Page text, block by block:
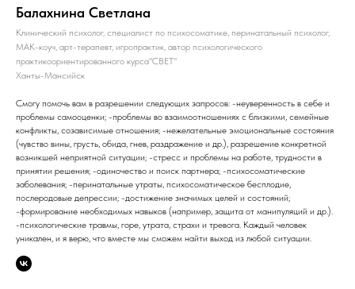
Балахнина Светлана
Клинический психолог, специалист по психосоматике, перинатальный психолог,
МАК-коуч, арт-терапевт, игропрактик, автор психологического
практикоориентированного курса"СВЕТ"
Ханты-Мансийск
Смогу помочь вам в разрешении следующих запросов: -неуверенность в себе и
проблемы самооценки; -проблемы во взаимоотношениях с близкими, семейные
конфликты, созависимые отношения; -нежелательные эмоциональные состояния
(чувство вины, грусть, обида, гнев, раздражение и др.), разрешение конкретной
возникшей неприятной ситуации; -стресс и проблемы на работе, трудности в
принятии решения; -одиночество и поиск партнера; -психосоматические
заболевания; -перинатальные утраты, психосоматическое бесплодие,
послеродовые депрессии; -достижение значимых целей и состояний;
-формирование необходимых навыков (например, защита от манипуляций и др.).
-психологические травмы, горе, утрата, страхи и тревога. Каждый человек
уникален, и я верю, что вместе мы сможем найти выход из любой ситуации.